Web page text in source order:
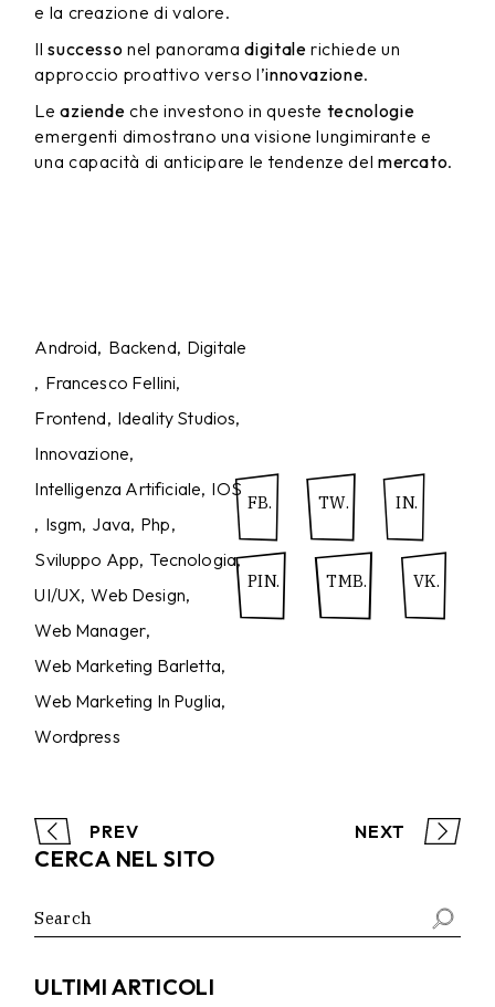
e la creazione di valore.
Ilsuccesso nel panoramadigitale richiede un
approccio proattivo verso l’innovazione.
Leaziende che investono in queste tecnologie
emergenti dimostrano una visione lungimirante e
una capacità di anticipare le tendenze del mercato.
Android Backend Digitale
Francesco Fellini
Frontend Ideality Studios
Innovazione
Intelligenza Artificiale IOS
Isgm Java Php
Sviluppo App Tecnologia
UI/UX Web Design
Web Manager
Web Marketing Barletta
Web Marketing In Puglia
Wordpress
FB. TW. IN.
PIN. TMB. VK.
PREV NEXT
CERCA NEL SITO
Search
for:
ULTIMI ARTICOLI